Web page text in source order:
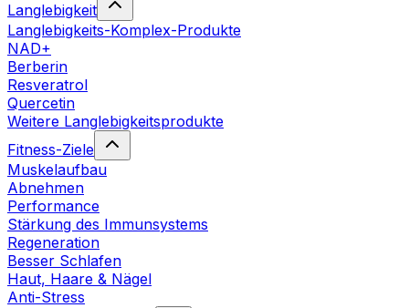
Langlebigkeit
Langlebigkeits-Komplex-Produkte
NAD+
Berberin
Resveratrol
Quercetin
Weitere Langlebigkeitsprodukte
Fitness-Ziele
Muskelaufbau
Abnehmen
Performance
Stärkung des Immunsystems
Regeneration
Besser Schlafen
Haut, Haare & Nägel
Anti-Stress